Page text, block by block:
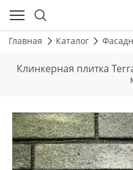
Главная Каталог
Клинкерная плитка